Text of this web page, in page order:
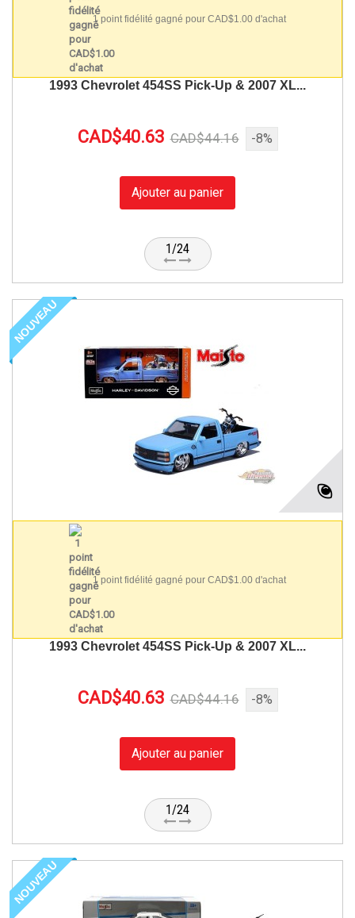
1 point fidélité gagné pour CAD$1.00 d'achat
1993 Chevrolet 454SS Pick-Up & 2007 XL...
CAD$40.63 CAD$44.16 -8%
Ajouter au panier
1/24
NOUVEAU
1 point fidélité gagné pour CAD$1.00 d'achat
1993 Chevrolet 454SS Pick-Up & 2007 XL...
CAD$40.63 CAD$44.16 -8%
Ajouter au panier
1/24
NOUVEAU